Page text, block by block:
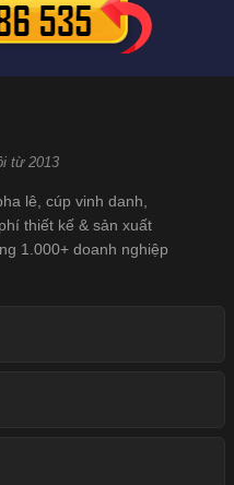
từ 2013
lê, cúp vinh danh,
thiết kế & sản xuất
1.000+ doanh nghiệp